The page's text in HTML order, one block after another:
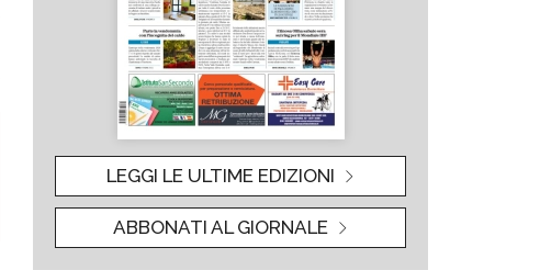
LEGGI LE ULTIME EDIZIONI
ABBONATI AL GIORNALE